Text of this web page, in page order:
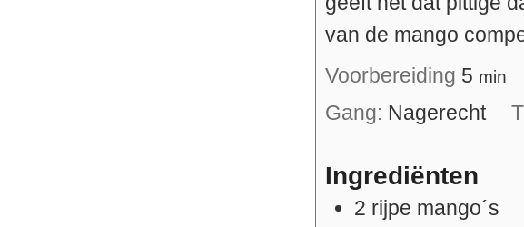
van de mango
Voorbereiding 5 min
Gang: Nagerecht
Ingrediënten
2 rijpe mango´s